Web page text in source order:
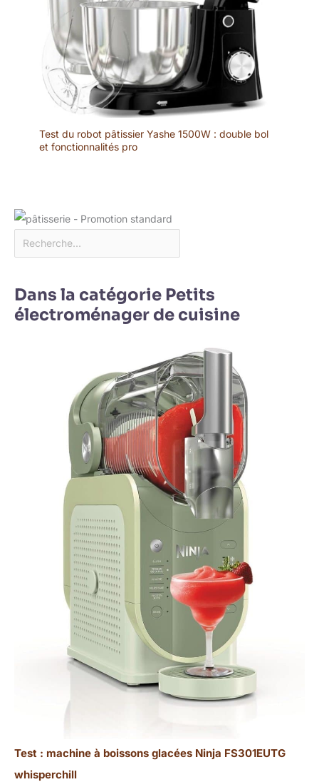
Test du robot pâtissier Yashe 1500W : double bol
et fonctionnalités pro
Dans la catégorie Petits
électroménager de cuisine
Test : machine à boissons glacées Ninja FS301EUTG
whisperchill